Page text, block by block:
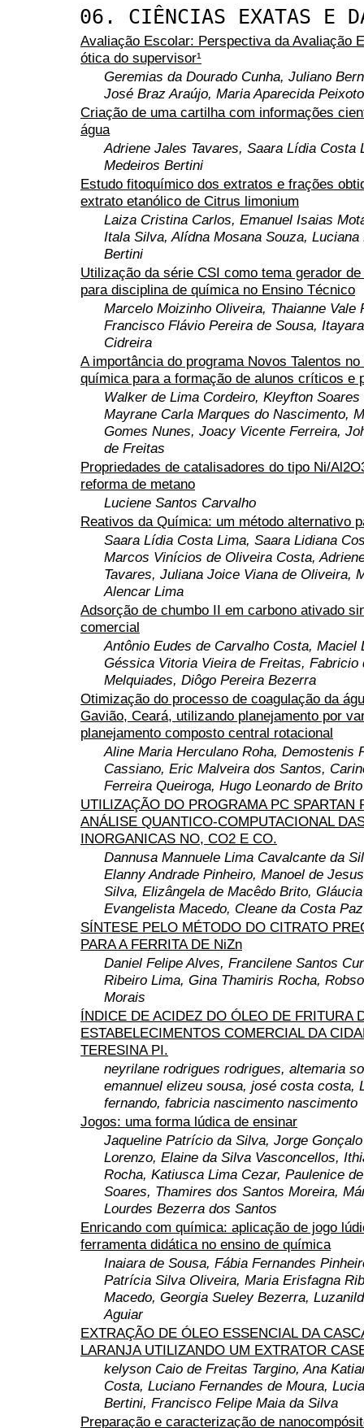
06. CIÊNCIAS EXATAS E
Avaliação Escolar: Perspectiva da Avaliação
ótica do supervisor¹
Geremias da Dourado Cunha, Juliano
José Braz Araújo, Maria Aparecida Peixoto
Criação de uma cartilha com informações
água
Adriene Jales Tavares, Saara Lídia Costa
Medeiros Bertini
Estudo fitoquímico dos extratos e frações
extrato etanólico de Citrus limonium
Laiza Cristina Carlos, Emanuel Isaias
Itala Silva, Alídna Mosana Souza, Luciana
Bertini
Utilização da série CSI como tema gerador
para disciplina de química no Ensino Técnico
Marcelo Moizinho Oliveira, Thaianne Vale
Francisco Flávio Pereira de Sousa,
Cidreira
A importância do programa Novos Talentos
química para a formação de alunos críticos e
Walker de Lima Cordeiro, Kleyfton
Mayrane Carla Marques do Nascimento,
Gomes Nunes, Joacy Vicente Ferreira,
de Freitas
Propriedades de catalisadores do tipo Ni/
reforma de metano
Luciene Santos Carvalho
Reativos da Química: um método alternativo
Saara Lídia Costa Lima, Saara Lidiana
Marcos Vinícios de Oliveira Costa,
Tavares, Juliana Joice Viana de Oliveira,
Alencar Lima
Adsorção de chumbo II em carbono ativado
comercial
Antônio Eudes de Carvalho Costa, Maciel
Géssica Vitoria Vieira de Freitas, Fabricio
Melquiades, Diôgo Pereira Bezerra
Otimização do processo de coagulação da
Gavião, Ceará, utilizando planejamento por
planejamento composto central rotacional
Aline Maria Herculano Roha, Demostenis
Cassiano, Eric Malveira dos Santos,
Ferreira Queiroga, Hugo Leonardo de
UTILIZAÇÃO DO PROGRAMA PC SPARTAN
ANÁLISE QUANTICO-COMPUTACIONAL
INORGANICAS NO, CO2 E CO.
Dannusa Mannuele Lima Cavalcante da
Elanny Andrade Pinheiro, Manoel de
Silva, Elizângela de Macêdo Brito,
Evangelista Macedo, Cleane da Costa Paz
SÍNTESE PELO MÉTODO DO CITRATO
PARA A FERRITA DE NiZn
Daniel Felipe Alves, Francilene Santos
Ribeiro Lima, Gina Thamiris Rocha,
Morais
ÍNDICE DE ACIDEZ DO ÓLEO DE FRITURA
ESTABELECIMENTOS COMERCIAL DA
TERESINA PI.
neyrilane rodrigues rodrigues, altemaria
emannuel elizeu sousa, josé costa costa,
fernando, fabricia nascimento nascimento
Jogos: uma forma lúdica de ensinar
Jaqueline Patrício da Silva, Jorge
Lorenzo, Elaine da Silva Vasconcellos,
Rocha, Katiusca Lima Cezar, Paulenice
Soares, Thamires dos Santos Moreira,
Lourdes Bezerra dos Santos
Enricando com química: aplicação de jogo
ferramenta didática no ensino de química
Inaiara de Sousa, Fábia Fernandes
Patrícia Silva Oliveira, Maria Erisfagna
Macedo, Georgia Sueley Bezerra,
Aguiar
EXTRAÇÃO DE ÓLEO ESSENCIAL DA
LARANJA UTILIZANDO UM EXTRATOR
kelyson Caio de Freitas Targino, Ana
Costa, Luciano Fernandes de Moura,
Bertini, Francisco Felipe Maia da Silva
Preparação e caracterização de